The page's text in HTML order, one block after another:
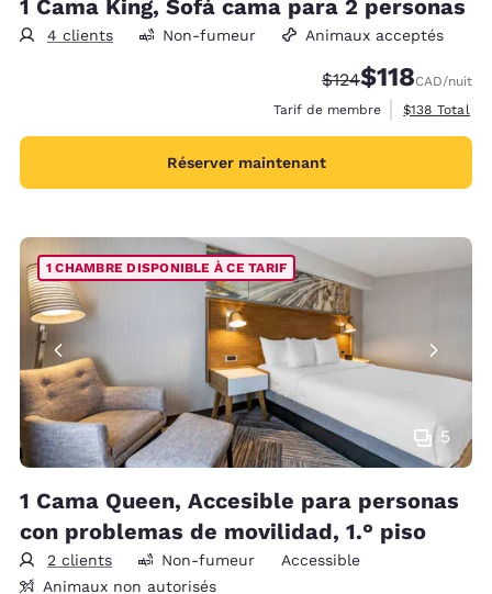
1 Cama King, Sofá cama para 2 personas
4 clients Non-fumeur Animaux acceptés
Tarif barré :
$124Tarif réduit :
$118CAD/nuit
Tarif de membre
Afficher les
$138 Total
Réserver maintenant
5
1 CHAMBRE DISPONIBLE À CE TARIF
1 Cama Queen, Accesible para personas
con problemas de movilidad, 1.° piso
2 clients Non-fumeur
Accessible
Animaux non autorisés